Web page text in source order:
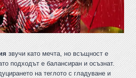
звучи като мечта, но всъщност е
подходът е балансиран и осъзнат.
на теглото с гладуване и